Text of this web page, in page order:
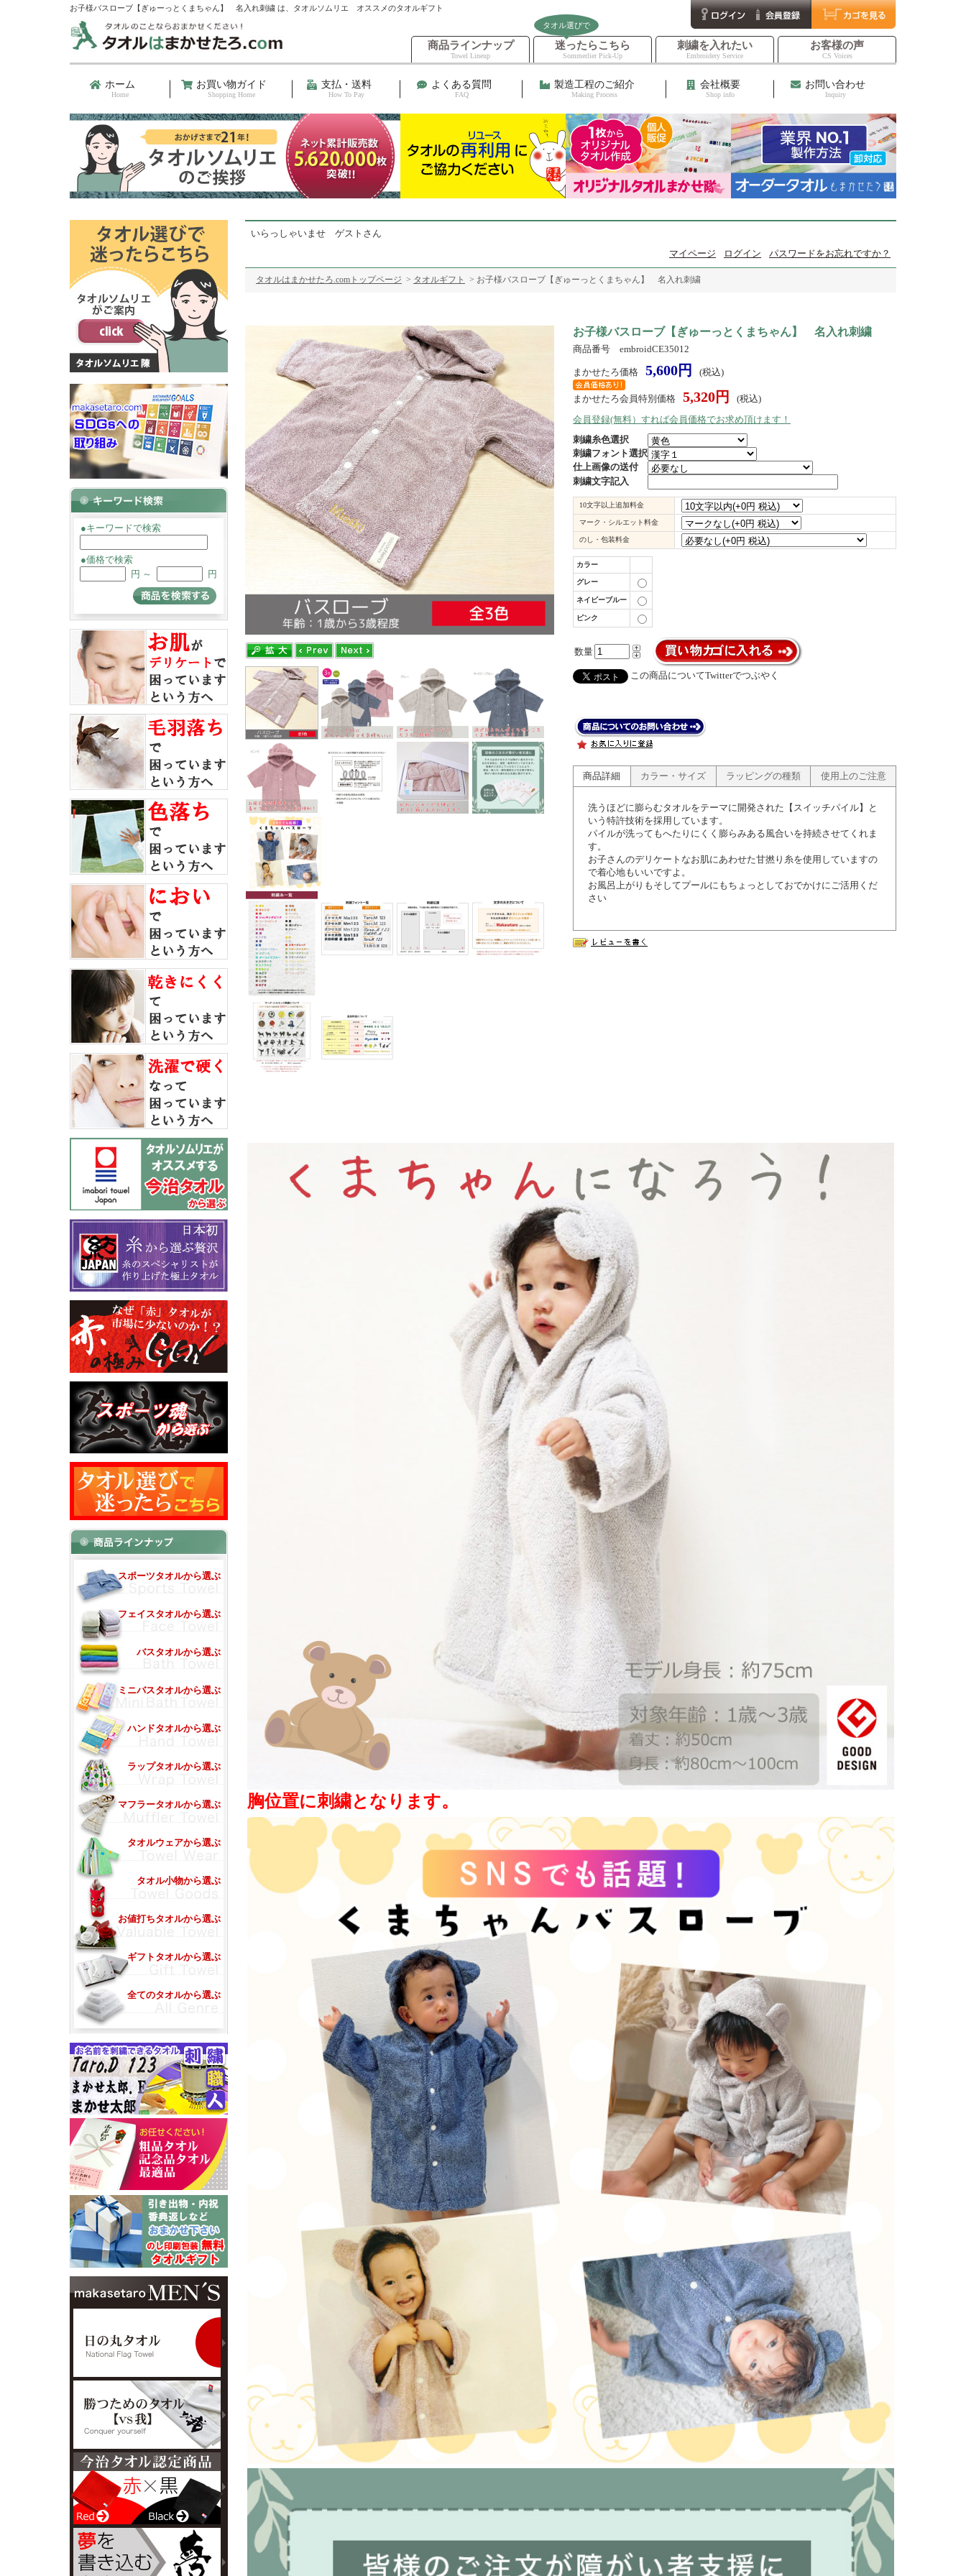
お子様バスローブ【ぎゅーっとくまちゃん】 名入れ刺繍 は、タオルソムリエ オススメのタオルギフト
商品ラインナップ
Towel Lineup
迷ったらこちら
Sommerlier Pick-Up
タオル選びで
刺繍を入れたい
Embroidery Service
お客様の声
CS Voices
ホーム
Home
お買い物ガイド
Shopping Home
支払・送料
How To Pay
よくある質問
FAQ
製造工程のご紹介
Making Process
会社概要
Shop info
お問い合わせ
Inquiry
●キーワードで検索
●価格で検索
円 ～
円
スポーツタオルから選ぶ
フェイスタオルから選ぶ
バスタオルから選ぶ
ミニバスタオルから選ぶ
ハンドタオルから選ぶ
ラップタオルから選ぶ
マフラータオルから選ぶ
タオルウェアから選ぶ
タオル小物から選ぶ
お値打ちタオルから選ぶ
ギフトタオルから選ぶ
全てのタオルから選ぶ
いらっしゃいませ ゲストさん
マイページ
ログイン パスワードをお忘れですか？
タオルはまかせたろ.comトップページ > タオルギフト > お子様バスローブ【ぎゅーっとくまちゃん】 名入れ刺繍
お子様バスローブ【ぎゅーっとくまちゃん】 名入れ刺繍
商品番号 embroidCE35012
まかせたろ価格 5,600円 (税込)
まかせたろ会員特別価格 5,320円
(税込)
会員登録(無料）すれば会員価格でお求め頂けます！
刺繍糸色選択
刺繍フォント選択
仕上画像の送付
刺繍文字記入
10文字以上追加料金
マーク・シルエット料金
のし・包装料金
カラー
グレー
ネイビーブルー
ピンク
数量
この商品についてTwitterでつぶやく
商品詳細 カラー・サイズ ラッピングの種類 使用上のご注意
洗うほどに膨らむタオルをテーマに開発された【スイッチパイル】と
いう特許技術を採用しています。
パイルが洗ってもへたりにくく膨らみある風合いを持続させてくれま
す。
お子さんのデリケートなお肌にあわせた甘撚り糸を使用していますの
で着心地もいいですよ。
お風呂上がりもそしてプールにもちょっとしておでかけにご活用くだ
さい
胸位置に刺繍となります。